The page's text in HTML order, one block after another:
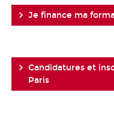
Je finance ma
Candidatures et
Paris